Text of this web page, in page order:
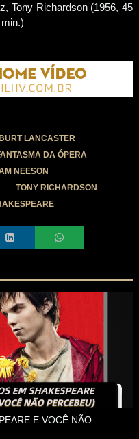
Tony Richardson (1956, 45
BURT LANCASTER
DA ÓPERA
NEESON
TONY RICHARDSON
E VOCÊ NÃO